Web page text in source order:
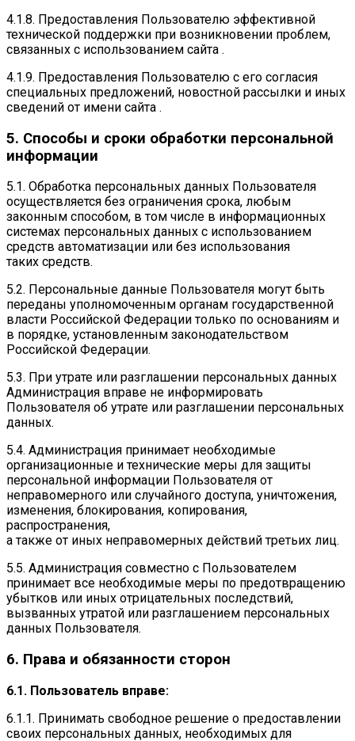
4.1.8. Предоставления Пользователю эффективной
технической поддержки при возникновении проблем,
связанных с использованием сайта .
4.1.9. Предоставления Пользователю с его согласия
специальных предложений, новостной рассылки и иных
сведений от имени сайта .
5. Способы и сроки обработки персональной
информации
5.1. Обработка персональных данных Пользователя
осуществляется без ограничения срока, любым
законным способом, в том числе в информационных
системах персональных данных с использованием
средств автоматизации или без использования
таких средств.
5.2. Персональные данные Пользователя могут быть
переданы уполномоченным органам государственной
власти Российской Федерации только по основаниям и
в порядке, установленным законодательством
Российской Федерации.
5.3. При утрате или разглашении персональных данных
Администрация вправе не информировать
Пользователя об утрате или разглашении персональных
данных.
5.4. Администрация принимает необходимые
организационные и технические меры для защиты
персональной информации Пользователя от
неправомерного или случайного доступа, уничтожения,
изменения, блокирования, копирования,
распространения,
а также от иных неправомерных действий третьих лиц.
5.5. Администрация совместно с Пользователем
принимает все необходимые меры по предотвращению
убытков или иных отрицательных последствий,
вызванных утратой или разглашением персональных
данных Пользователя.
6. Права и обязанности сторон
6.1. Пользователь вправе:
6.1.1. Принимать свободное решение о предоставлении
своих персональных данных, необходимых для